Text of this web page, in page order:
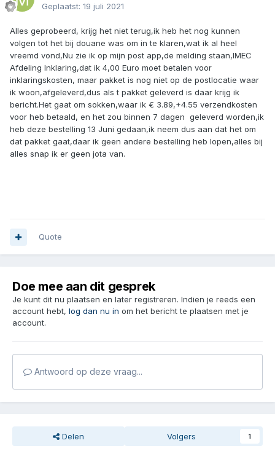
Geplaatst: 19 juli 2021
Alles geprobeerd, krijg het niet terug,ik heb het nog kunnen
volgen tot het bij douane was om in te klaren,wat ik al heel
vreemd vond,Nu zie ik op mijn post app,de melding staan,IMEC
Afdeling Inklaring,dat ik 4,00 Euro moet betalen voor
inklaringskosten, maar pakket is nog niet op de postlocatie waar
ik woon,afgeleverd,dus als t pakket geleverd is daar krijg ik
bericht.Het gaat om sokken,waar ik € 3.89,+4.55 verzendkosten
voor heb betaald, en het zou binnen 7 dagen geleverd worden,ik
heb deze bestelling 13 Juni gedaan,ik neem dus aan dat het om
dat pakket gaat,daar ik geen andere bestelling heb lopen,alles bij
alles snap ik er geen jota van.
Quote
Doe mee aan dit gesprek
Je kunt dit nu plaatsen en later registreren. Indien je reeds een
account hebt, log dan nu in om het bericht te plaatsen met je
account.
Antwoord op deze vraag...
Delen Volgers 1